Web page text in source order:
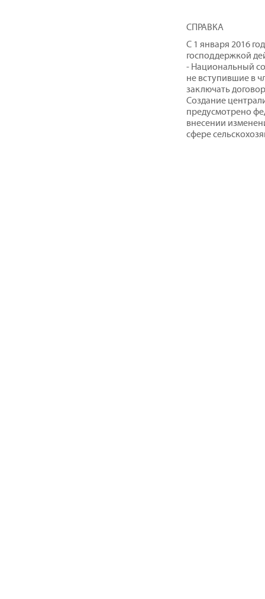
СПРАВКА
С 1 января 2016
господдержкой
- Национальный
не вступившие в
заключать
Создание
предусмотрено
внесении
сфере